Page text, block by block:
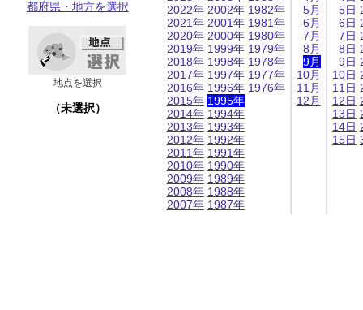
都府県・地方を選択
地点を選択
（未選択）
2022年
2021年
2020年
2019年
2018年
2017年
2016年
2015年
2014年
2013年
2012年
2011年
2010年
2009年
2008年
2007年
2002年
2001年
2000年
1999年
1998年
1997年
1996年
1995年
1994年
1993年
1992年
1991年
1990年
1989年
1988年
1987年
1982年
1981年
1980年
1979年
1978年
1977年
1976年
5月
6月
7月
8月
9月
10月
11月
12月
5日
6日
7日
8日
9日
10日
11日
12日
13日
14日
15日